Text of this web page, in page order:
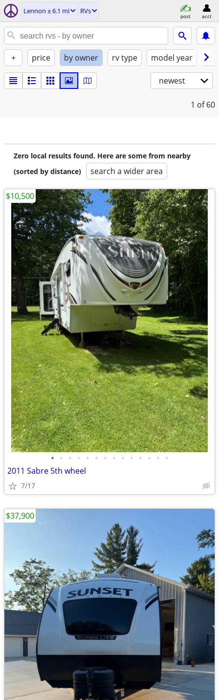
Lennon ± 6.1 mi RVs
post acct
+ price by owner rv type model year
newest
1 of 60
Zero local results found. Here are some from nearby
(sorted by distance)
search a wider area
• • • • • • • • • • • • • •
2011 Sabre 5th wheel
7/17
$10,500
$37,900